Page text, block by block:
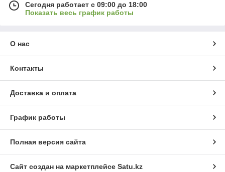
Сегодня работает с 09:00 до 18:00
Показать весь график работы
О нас
Контакты
Доставка и оплата
График работы
Полная версия сайта
Сайт создан на маркетплейсе Satu.kz